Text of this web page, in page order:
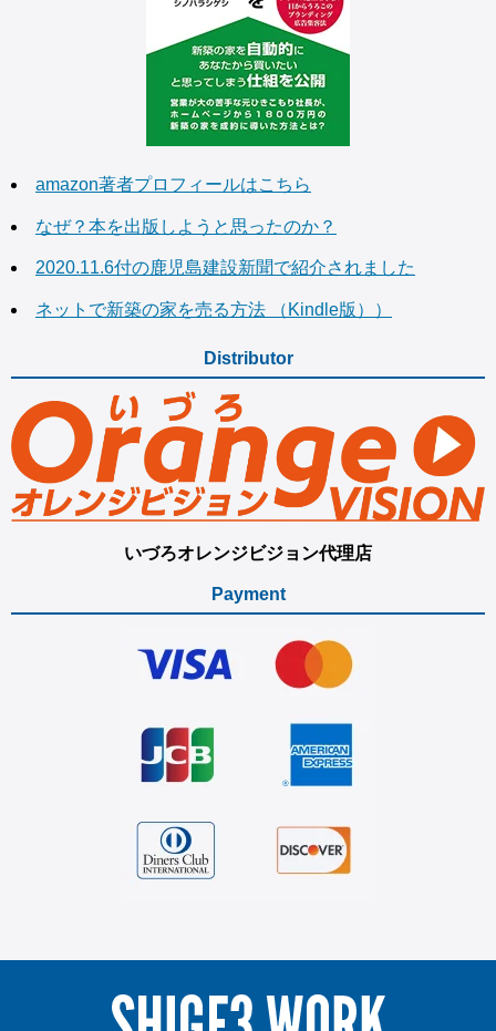
amazon著者プロフィールはこちら
なぜ？本を出版しようと思ったのか？
2020.11.6付の鹿児島建設新聞で紹介されました
ネットで新築の家を売る方法 （Kindle版））
Distributor
いづろオレンジビジョン代理店
Payment